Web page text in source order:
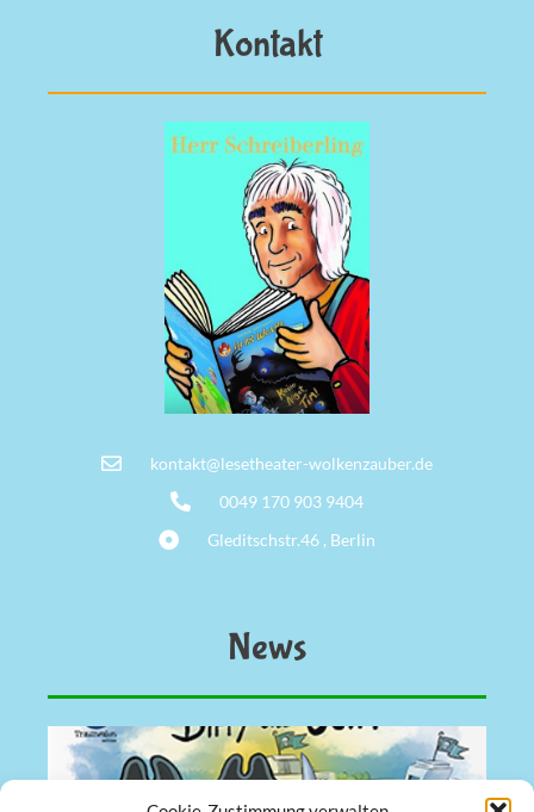
Kontakt
kontakt@lesetheater-wolkenzauber.de
0049 170 903 9404
Gleditschstr.46 , Berlin
News